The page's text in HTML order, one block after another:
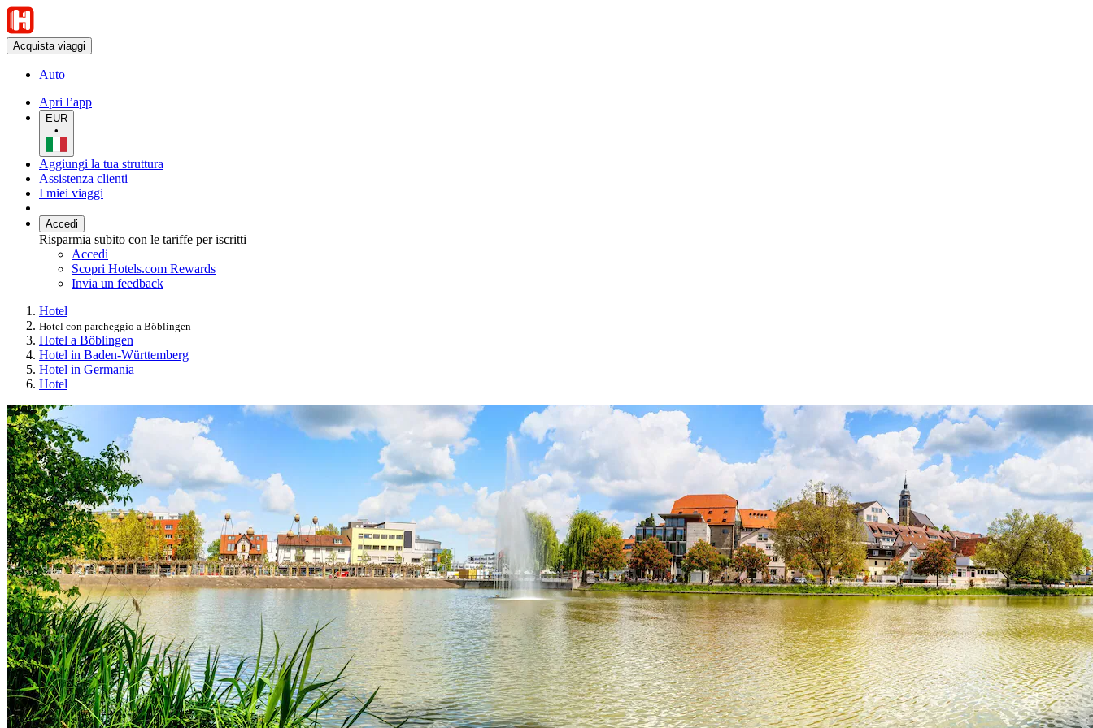
Acquista viaggi
Auto
Apri l’app
EUR
•
Aggiungi la tua struttura
Assistenza clienti
I miei viaggi
Accedi
Risparmia subito con le tariffe per iscritti
Accedi
Scopri Hotels.com Rewards
Invia un feedback
Hotel
Hotel con parcheggio a Böblingen
Hotel a Böblingen
Hotel in Baden-Württemberg
Hotel in Germania
Hotel